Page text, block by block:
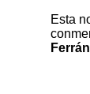
Esta